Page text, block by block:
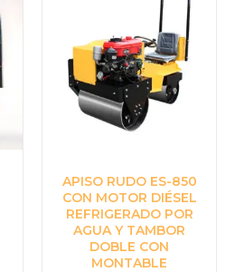
APISO RUDO ES-850
CON MOTOR DIÉSEL
REFRIGERADO POR
AGUA Y TAMBOR
DOBLE CON
MONTABLE